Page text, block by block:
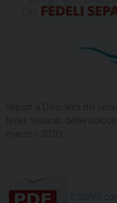
Report a Dieci anni del
fedeli separati
marzo – 2026)
Il SDAFS